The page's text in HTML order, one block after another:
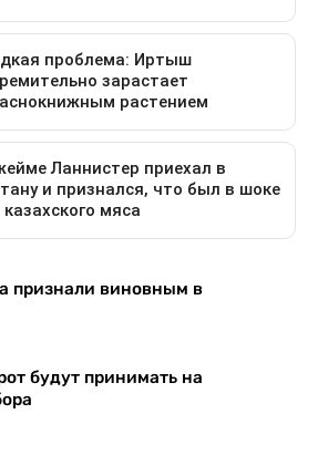
признали виновным в
будут принимать на